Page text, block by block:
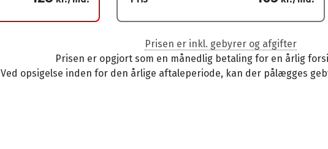
Prisen er inkl. gebyrer og afgifter
Prisen er opgjort som en månedlig betaling for en årlig
Ved opsigelse inden for den årlige aftaleperiode, kan der pålægges